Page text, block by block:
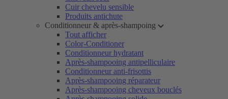
Cuir chevelu sensible
Produits antichute
Conditionneur & après-shampoing
Tout afficher
Color-Conditioner
Conditionneur hydratant
Après-shampooing antipelliculaire
Conditionneur anti-frisottis
Après-shampooing réparateur
Après-shampooing cheveux bouclés